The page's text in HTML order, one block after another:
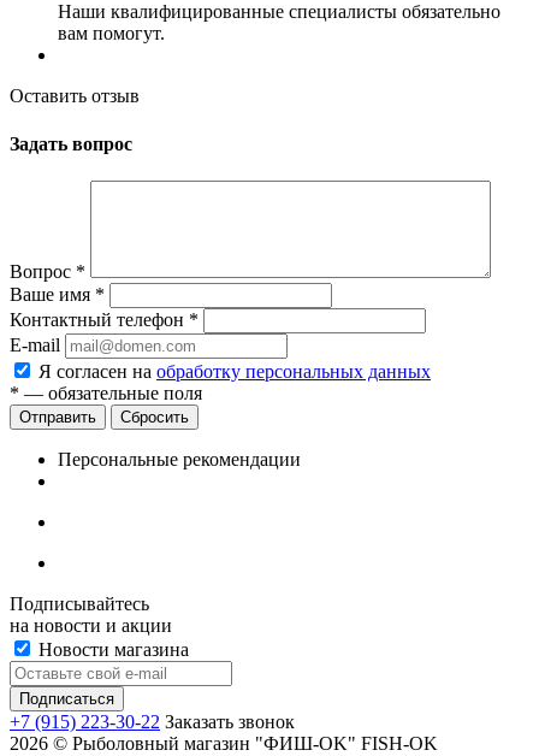
Наши квалифицированные специалисты обязательно
вам помогут.
Оставить отзыв
Задать вопрос
Вопрос *
Ваше имя *
Контактный телефон *
E-mail
Я согласен на обработку персональных данных
* — обязательные поля
Сбросить
Персональные рекомендации
Подписывайтесь
на новости и акции
Новости магазина
+7 (915) 223-30-22 Заказать звонок
2026 © Рыболовный магазин "ФИШ-OK" FISH-OK